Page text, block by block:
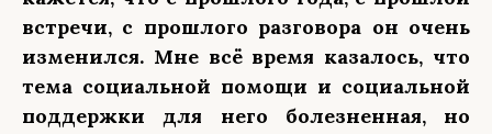
встречи, с прошлого разговора он очень
изменился. Мне всё время казалось, что
тема социальной помощи и социальной
поддержки для него болезненная, но